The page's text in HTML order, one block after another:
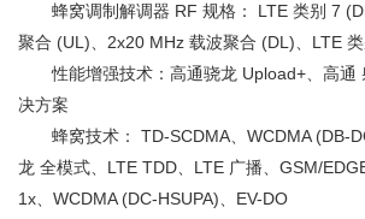
蜂窝调制解调器 RF 规格： LTE 类别 7
聚合 (UL)、2x20 MHz 载波聚合 (DL)、LTE
性能增强技术：高通骁龙 Upload+、高通
决方案
蜂窝技术： TD-SCDMA、WCDMA (DB-
龙 全模式、LTE TDD、LTE 广播、GSM/
1x、WCDMA (DC-HSUPA)、EV-DO